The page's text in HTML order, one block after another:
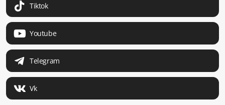
Tiktok
Youtube
Telegram
Vk